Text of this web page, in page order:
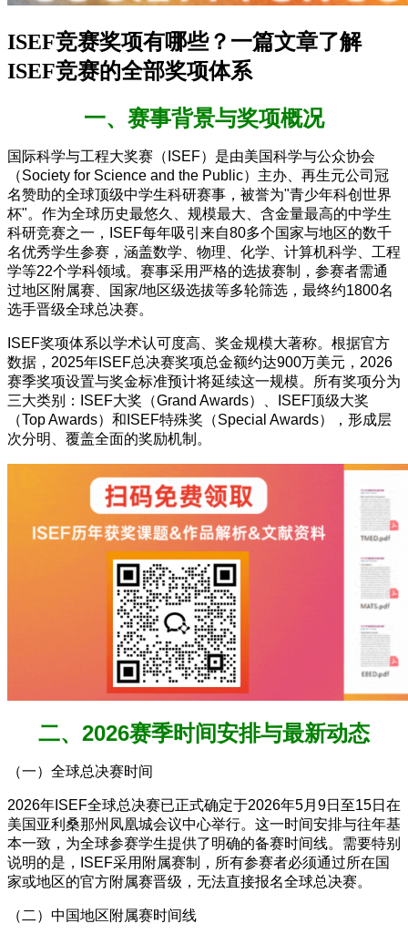
ISEF竞赛奖项有哪些？一篇文章了解
ISEF竞赛的全部奖项体系
一、赛事背景与奖项概况
国际科学与工程大奖赛（ISEF）是由美国科学与公众协会
（Society for Science and the Public）主办、再生元公司冠
名赞助的全球顶级中学生科研赛事，被誉为"青少年科创世界
杯"。作为全球历史最悠久、规模最大、含金量最高的中学生
科研竞赛之一，ISEF每年吸引来自80多个国家与地区的数千
名优秀学生参赛，涵盖数学、物理、化学、计算机科学、工程
学等22个学科领域。赛事采用严格的选拔赛制，参赛者需通
过地区附属赛、国家/地区级选拔等多轮筛选，最终约1800名
选手晋级全球总决赛。
ISEF奖项体系以学术认可度高、奖金规模大著称。根据官方
数据，2025年ISEF总决赛奖项总金额约达900万美元，2026
赛季奖项设置与奖金标准预计将延续这一规模。所有奖项分为
三大类别：ISEF大奖（Grand Awards）、ISEF顶级大奖
（Top Awards）和ISEF特殊奖（Special Awards），形成层
次分明、覆盖全面的奖励机制。
二、2026赛季时间安排与最新动态
（一）全球总决赛时间
2026年ISEF全球总决赛已正式确定于2026年5月9日至15日在
美国亚利桑那州凤凰城会议中心举行。这一时间安排与往年基
本一致，为全球参赛学生提供了明确的备赛时间线。需要特别
说明的是，ISEF采用附属赛制，所有参赛者必须通过所在国
家或地区的官方附属赛晋级，无法直接报名全球总决赛。
（二）中国地区附属赛时间线